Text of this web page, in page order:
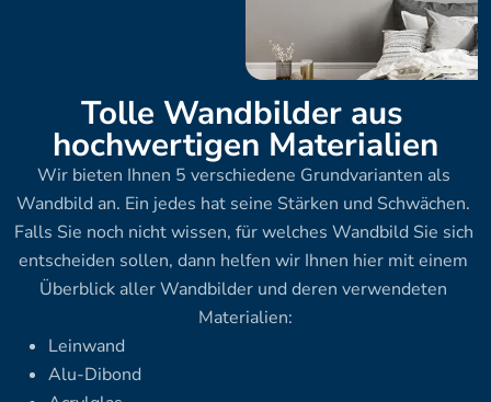
Tolle Wandbilder aus
hochwertigen Materialien
Wir bieten Ihnen 5 verschiedene Grundvarianten als
Wandbild an. Ein jedes hat seine Stärken und Schwächen.
Falls Sie noch nicht wissen, für welches Wandbild Sie sich
entscheiden sollen, dann helfen wir Ihnen hier mit einem
Überblick aller Wandbilder und deren verwendeten
Materialien:
Leinwand
Alu-Dibond